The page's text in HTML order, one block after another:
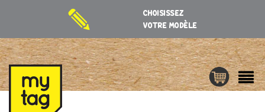
CHOISISSEZ
VOTRE MODÈLE